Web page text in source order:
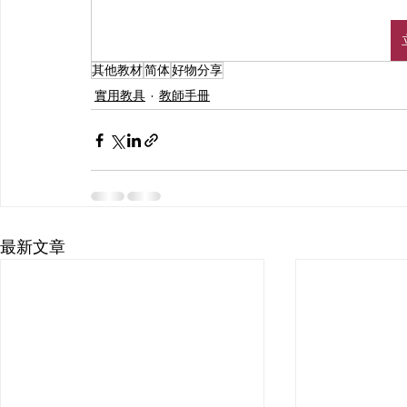
其他教材简体好物分享
實用教具
教師手冊
最新文章